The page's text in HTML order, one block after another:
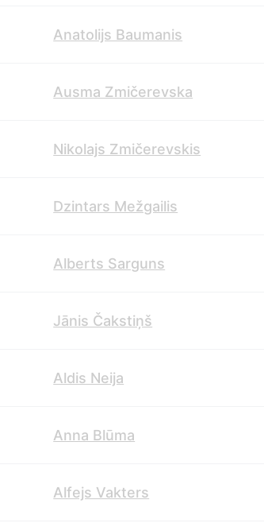
Anatolijs Baumanis
Ausma Zmičerevska
Nikolajs Zmičerevskis
Dzintars Mežgailis
Alberts Sarguns
Jānis Čakstiņš
Aldis Neija
Anna Blūma
Alfejs Vakters